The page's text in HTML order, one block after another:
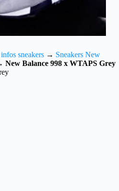
sneakers → Sneakers New
New Balance 998 x WTAPS Grey